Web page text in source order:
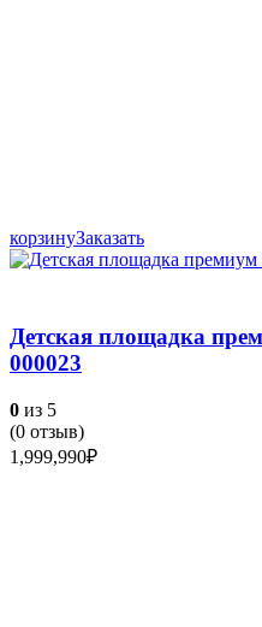
корзинуЗаказать
Детская площадка
000023
0 из 5
(0 отзыв)
1,999,990₽